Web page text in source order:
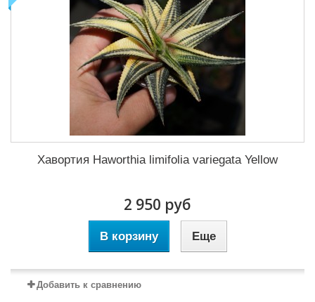
Хавортия Haworthia limifolia variegata Yellow
2 950 руб
В корзину Еще
Добавить к сравнению